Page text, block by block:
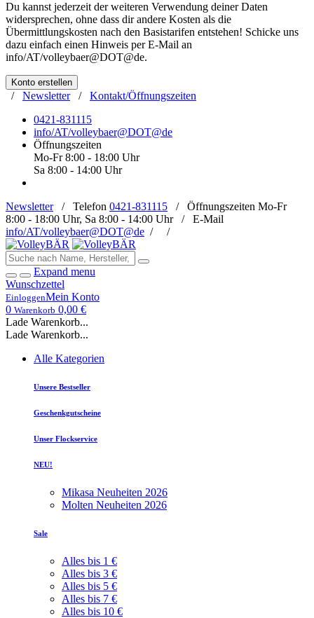
Du kannst jederzeit der weiteren Verwendung deiner Daten
widersprechen, ohne dass dir andere Kosten als die
Übermittlungskosten nach den Basistarifen entstehen! Schicke uns
dazu einfach einen Hinweis per E-Mail an
info/AT/volleybaer@DOT@de.
Konto erstellen
/ Newsletter/ Kontakt/Öffnungszeiten
0421-831115
info/AT/volleybaer@DOT@de
Öffnungszeiten
Mo-Fr 8:00 - 18:00 Uhr
Sa 8:00 - 14:00 Uhr
Newsletter/ Telefon 0421-831115 / Öffnungszeiten Mo-Fr
8:00 - 18:00 Uhr, Sa 8:00 - 14:00 Uhr / E-Mail
info/AT/volleybaer@DOT@de / /
Expand menu
Wunschzettel
EinloggenMein Konto
0 Warenkorb 0,00 €
Lade Warenkorb...
Lade Warenkorb...
Alle Kategorien
Unsere Bestseller
Geschenkgutscheine
Unser Flockservice
NEU!
Mikasa Neuheiten 2026
Molten Neuheiten 2026
Sale
Alles bis 1 €
Alles bis 3 €
Alles bis 5 €
Alles bis 7 €
Alles bis 10 €